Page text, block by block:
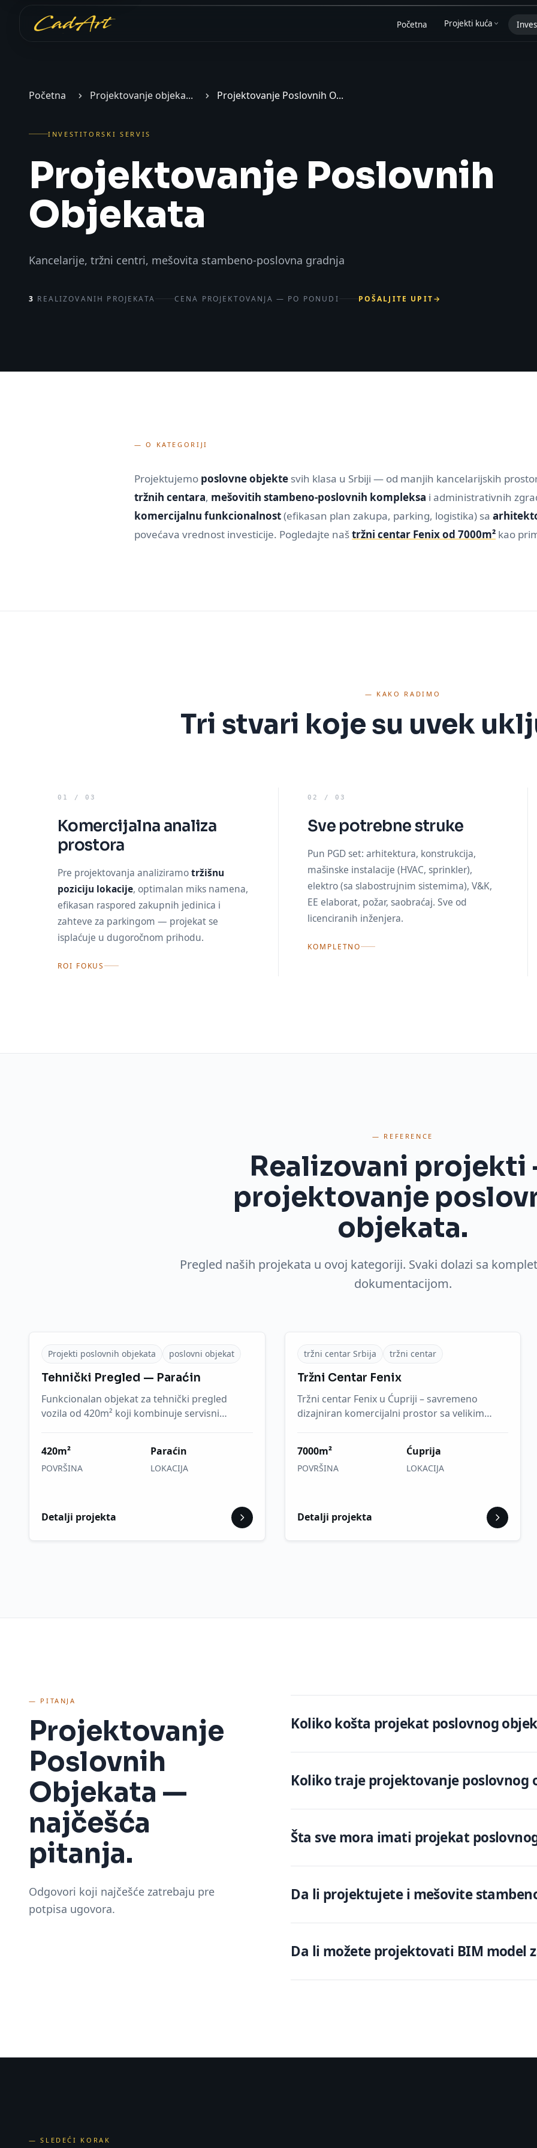
Početna Projekti kuća
Početna Projektovanje objeka... Projektovanje Poslovnih O...
INVESTITORSKI SERVIS
Projektovanje Poslovnih
Objekata
Kancelarije, tržni centri, mešovita stambeno-poslovna gradnja
3 REALIZOVANIH PROJEKATA CENA PROJEKTOVANJA — PO PONUDI POŠALJITE UPIT→
— O KATEGORIJI
Projektujemo poslovne objekte svih klasa u Srbiji — od manjih kancelarijskih
tržnih centara, mešovitih stambeno-poslovnih kompleksa i administrativnih
komercijalnu funkcionalnost(efikasan plan zakupa, parking, logistika) sa
povećava vrednost investicije. Pogledajte naštržni centar Fenix od 7000m² kao
— KAKO RADIMO
Tri stvari koje su uvek
0 1 / 0 3
Komercijalna analiza
prostora
Pre projektovanja analiziramotržišnu
poziciju lokacije, optimalan miks namena,
efikasan raspored zakupnih jedinica i
zahteve za parkingom — projekat se
isplaćuje u dugoročnom prihodu.
ROI FOKUS
0 2 / 0 3
Sve potrebne struke
Pun PGD set: arhitektura, konstrukcija,
mašinske instalacije (HVAC, sprinkler),
elektro (sa slabostrujnim sistemima), V&K,
EE elaborat, požar, saobraćaj. Sve od
licenciranih inženjera.
KOMPLETNO
— REFERENCE
Realizovani projekti
projektovanje
objekata.
Pregled naših projekata u ovoj kategoriji. Svaki dolazi sa
dokumentacijom.
Projekti poslovnih objekata poslovni objekat
Tehnički Pregled — Paraćin
Funkcionalan objekat za tehnički pregled
vozila od 420m² koji kombinuje servisni
420m²
POVRŠINA
Paraćin
LOKACIJA
Detalji projekta
tržni centar Srbija tržni centar
Tržni Centar Fenix
Tržni centar Fenix u Ćupriji – savremeno
dizajniran komercijalni prostor sa velikim
7000m²
POVRŠINA
Ćuprija
LOKACIJA
Detalji projekta
— PITANJA
Projektovanje
Poslovnih
Objekata —
najčešća
pitanja.
Odgovori koji najčešće zatrebaju pre
potpisa ugovora.
Koliko košta projekat poslovnog
Koliko traje projektovanje poslovnog
Šta sve mora imati projekat
Da li projektujete i mešovite
Da li možete projektovati BIM model
— SLEDEĆI KORAK